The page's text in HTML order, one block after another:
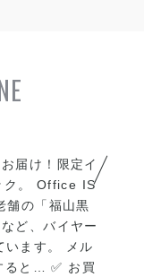
購入いただく
ポイントも貯
を使った露天か
)頃より伝わ
造方法です。
製のかめ壷に
届け！限定イ
ク。 Office IS
舗の「福山黒
ど、バイヤー
います。 メル
ると… ✅ お買